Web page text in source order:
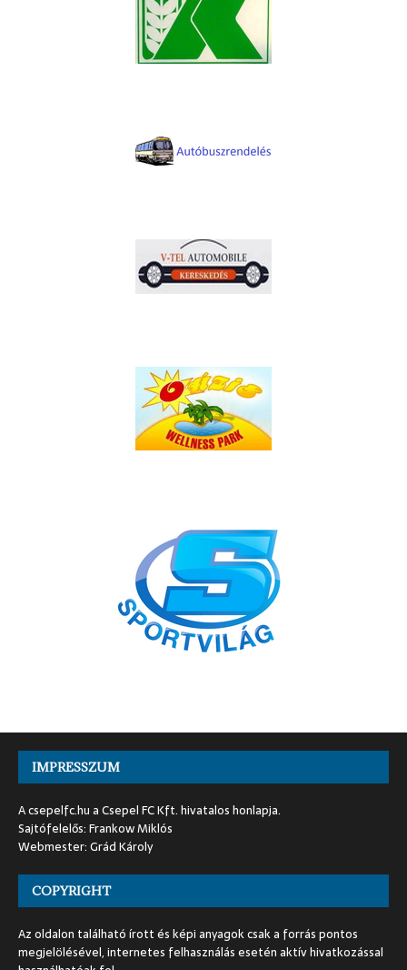
IMPRESSZUM
A csepelfc.hu a Csepel FC Kft. hivatalos honlapja.
Sajtófelelős: Frankow Miklós
Webmester: Grád Károly
COPYRIGHT
Az oldalon található írott és képi anyagok csak a forrás pontos
megjelölésével, internetes felhasználás esetén aktív hivatkozással